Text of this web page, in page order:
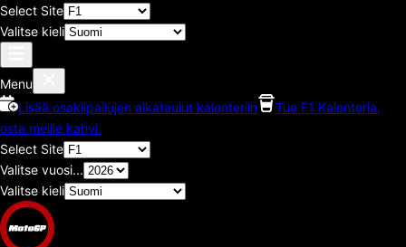
Select Site
Valitse kieli
Menu
Lisää osakilpailujen aikataulut kalenteriin
Tue F1 Kalenteria,
osta meille kahvi.
Select Site
Valitse vuosi...
Valitse kieli